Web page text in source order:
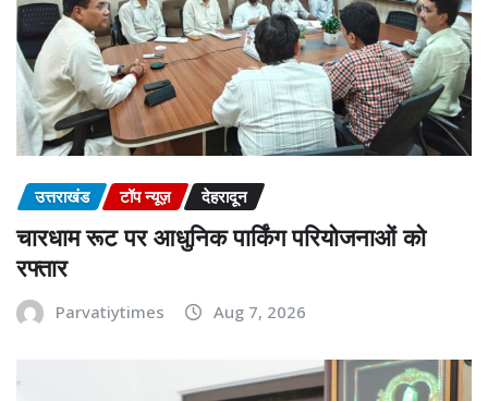
उत्तराखंड टॉप न्यूज़ देहरादून
चारधाम रूट पर आधुनिक पार्किंग परियोजनाओं को
रफ्तार
Parvatiytimes Aug 7, 2026